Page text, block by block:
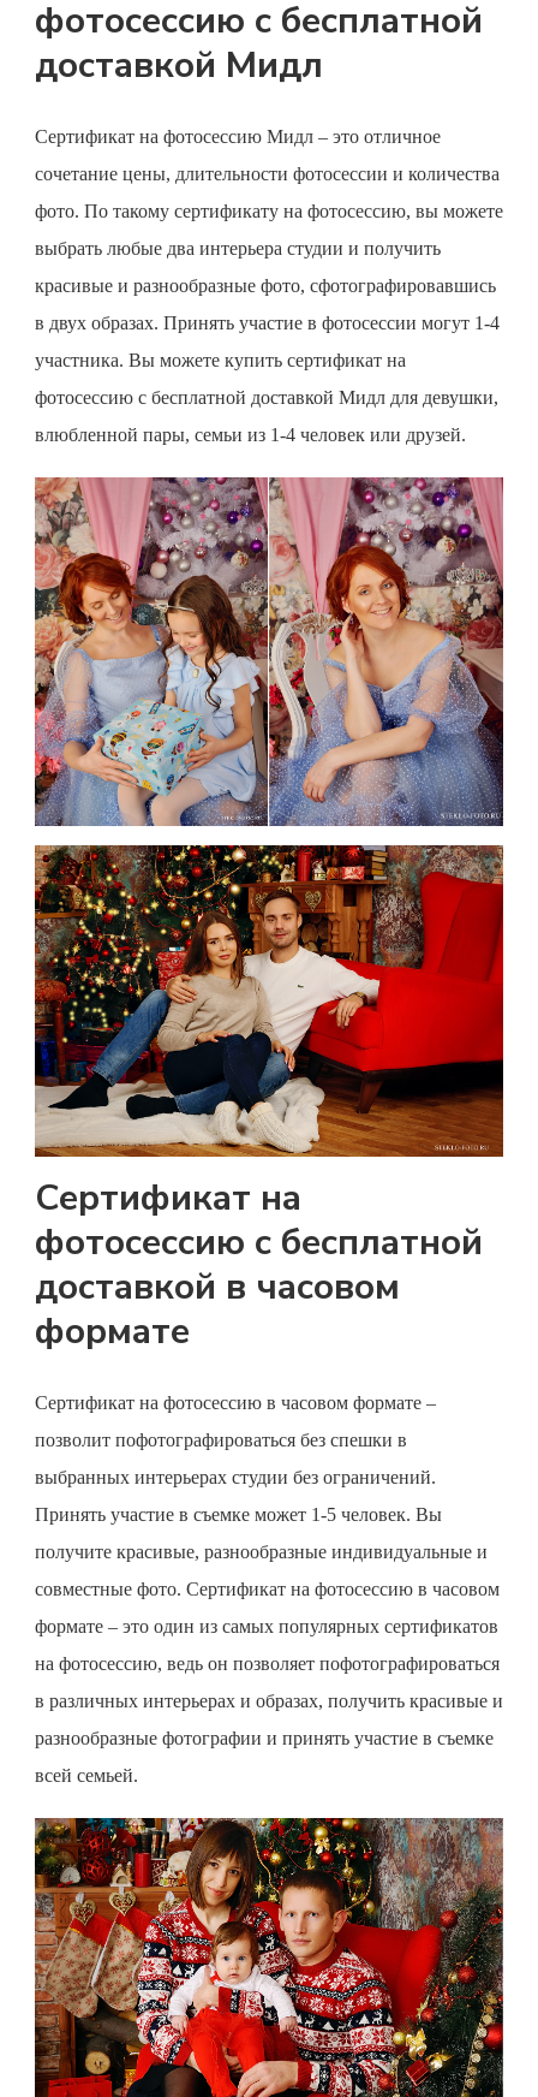
фотосессию с бесплатной
доставкой Мидл
Сертификат на фотосессию Мидл – это отличное
сочетание цены, длительности фотосессии и количества
фото. По такому сертификату на фотосессию, вы можете
выбрать любые два интерьера студии и получить
красивые и разнообразные фото, сфотографировавшись
в двух образах. Принять участие в фотосессии могут 1-4
участника. Вы можете купить сертификат на
фотосессию с бесплатной доставкой Мидл для девушки,
влюбленной пары, семьи из 1-4 человек или друзей.
Сертификат на
фотосессию с бесплатной
доставкой в часовом
формате
Сертификат на фотосессию в часовом формате –
позволит пофотографироваться без спешки в
выбранных интерьерах студии без ограничений.
Принять участие в съемке может 1-5 человек. Вы
получите красивые, разнообразные индивидуальные и
совместные фото. Сертификат на фотосессию в часовом
формате – это один из самых популярных сертификатов
на фотосессию, ведь он позволяет пофотографироваться
в различных интерьерах и образах, получить красивые и
разнообразные фотографии и принять участие в съемке
всей семьей.